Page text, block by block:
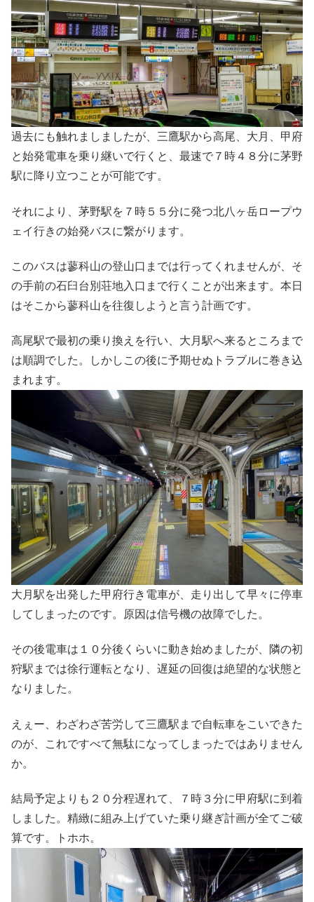
過去にも触れましましたが、三鷹駅から高尾、大月、甲府
と始発電車を乗り継いで行くと、最速で７時４８分に茅野
駅に降り立つことが可能です。
それにより、茅野駅を７時５５分に発つ北八ヶ岳ロープウ
ェイ行きの始発バスに繋がります。
このバスは蓼科山の登山口までは行ってくれませんが、そ
の手前の石臼台別荘地入口まで行くことが出来ます。本日
はそこから蓼科山を往復しようと言う計画です。
高尾駅で最初の乗り換えを行い、大月駅へ来るところまで
は順調でした。しかしこの後に予期せぬトラブルに巻き込
まれます。
大月駅を出発した甲府行き電車が、走り出して早々に停車
してしまったのです。原因は信号機の故障でした。
その後電車は１０分後くらいに動き始めましたが、隣の初
狩駅までは徐行運転となり、遅延の回復は絶望的な状態と
なりました。
えぇー、わざわざ苦労して三鷹駅まで自転車をこいできた
のが、これですべて無駄になってしまったではありません
か。
結局予定よりも２０分程遅れて、７時３分に甲府駅に到着
しました。精緻に組み上げていた乗り継ぎ計画が全てご破
算です。トホホ。